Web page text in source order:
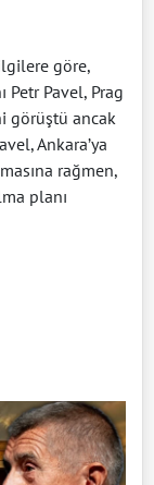
göre,
Petr Pavel, Prag
görüştü ancak
Ankara’ya
rağmen,
planı